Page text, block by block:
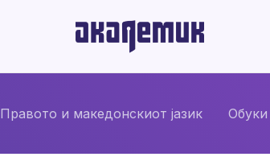
Правото и македонскиот јазик Обуки